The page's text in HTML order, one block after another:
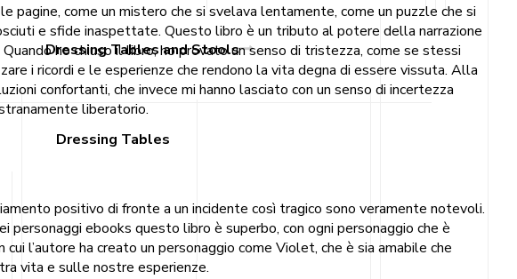
Dressing Tables and Stools
Dressing Tables
pagine, come un mistero che si svelava lentamente, come un puzzle che si
e sfide inaspettate. Questo libro è un tributo al potere della narrazione
ho chiuso il libro, ho provato un senso di tristezza, come se stessi
i ricordi e le esperienze che rendono la vita degna di essere vissuta. Alla
confortanti, che invece mi hanno lasciato con un senso di incertezza
liberatorio.
positivo di fronte a un incidente così tragico sono veramente notevoli.
ebooks questo libro è superbo, con ogni personaggio che è
l’autore ha creato un personaggio come Violet, che è sia amabile che
vita e sulle nostre esperienze.